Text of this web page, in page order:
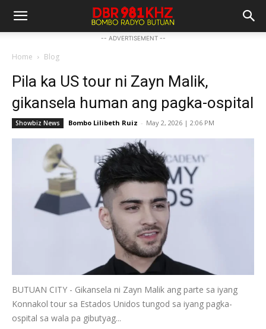
-- ADVERTISEMENT --
Home Blog
Pila ka US tour ni Zayn Malik,
gikansela human ang pagka-ospital
Showbiz News Bombo Lilibeth Ruiz - May 2, 2026 | 2:06 PM
BUTUAN CITY - Gikansela ni Zayn Malik ang parte sa iyang
Konnakol tour sa Estados Unidos tungod sa iyang pagka-
ospital sa wala pa gibutyag...